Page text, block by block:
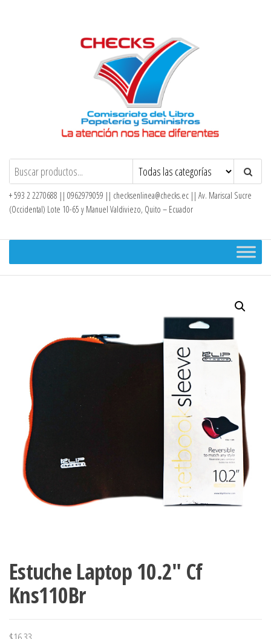
Checks – Tienda en Línea
+ 593 2 2270688 || 0962979059 || checksenlinea@checks.ec || Av. Mariscal Sucre
(Occidental) Lote 10-65 y Manuel Valdiviezo, Quito – Ecuador
Estuche Laptop 10.2″ Cf
Kns110Br